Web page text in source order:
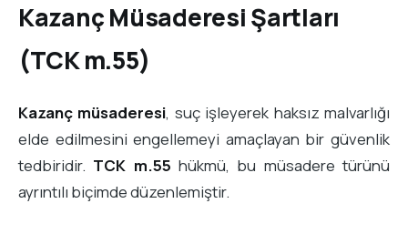
Kazanç Müsaderesi Şartları
(TCK m.55)
Kazanç müsaderesi, suç işleyerek haksız malvarlığı
elde edilmesini engellemeyi amaçlayan bir güvenlik
tedbiridir. TCK m.55 hükmü, bu müsadere türünü
ayrıntılı biçimde düzenlemiştir.